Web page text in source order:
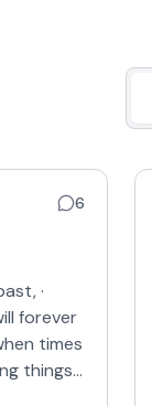
6
·
forever
times
things I
I look